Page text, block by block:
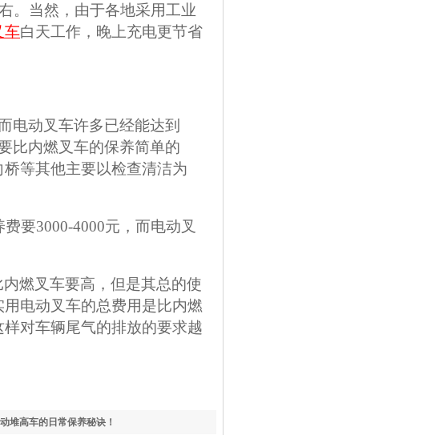
。当然，由于各地采用工业
车白天工作，晚上充电更节省
电动叉车许多已经能达到
比内燃叉车的保养简单的
等其他主要以检查清洁为
要3000-4000元，而电动叉
内燃叉车要高，但是其总的使
电动叉车的总费用是比内燃
对车辆尾气的排放的要求越
堆高车的日常保养秘诀！